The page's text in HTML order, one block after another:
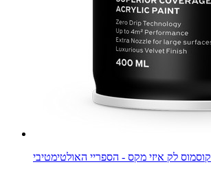
קוסמוס לק איזי מקס - הספריי האולטימטיבי